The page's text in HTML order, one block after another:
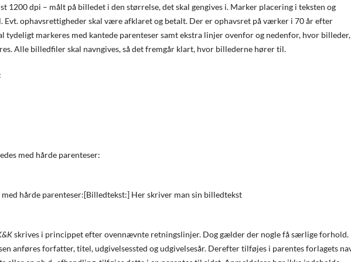
1200 dpi – målt på billedet i den størrelse, det skal gengives i. Marker placering i teksten og
Evt. ophavsrettigheder skal være afklaret og betalt. Der er ophavsret på værker i 70 år efter
tydeligt markeres med kantede parenteser samt ekstra linjer ovenfor og nedenfor, hvor billeder,
Alle billedfiler skal navngives, så det fremgår klart, hvor billederne hører til.
med hårde parenteser:
med hårde parenteser:[Billedtekst:] Her skriver man sin billedtekst
skrives i princippet efter ovennævnte retningslinjer. Dog gælder der nogle få særlige forhold.
anføres forfatter, titel, udgivelsessted og udgivelsesår. Derefter tilføjes i parentes forlagets